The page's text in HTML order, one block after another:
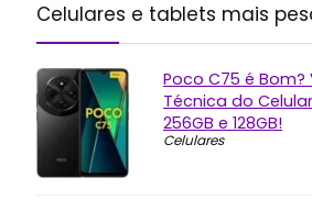
Celulares e tablets mais
Poco C75 é Bom?
Técnica do
256GB e 128GB!
Celulares